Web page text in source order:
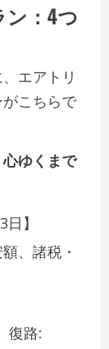
ン：4つ
エアトリ
こちらで
ゆくまで
】
、諸税・
復路: